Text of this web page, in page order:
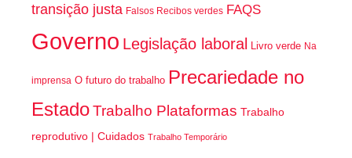
transição justa Falsos Recibos verdes FAQS
Governo Legislação laboral Livro verde Na
imprensa O futuro do trabalho Precariedade no
EstadoTrabalho Plataformas Trabalho
reprodutivo | Cuidados Trabalho Temporário